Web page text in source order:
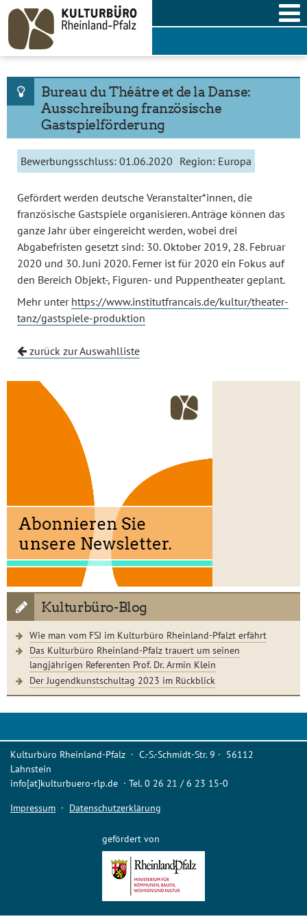
Skip
content
Bureau du Théâtre et de la Danse:
Ausschreibung französische
Gastspielförderung
Bewerbungsschluss: 01.06.2020 Region: Europa
Gefördert werden deutsche Veranstalter*innen, die
französische Gastspiele organisieren. Anträge können das
ganze Jahr über eingereicht werden, wobei drei
Abgabefristen gesetzt sind: 30. Oktober 2019, 28. Februar
2020 und 30. Juni 2020. Ferner ist für 2020 ein Fokus auf
den Bereich Objekt-, Figuren- und Puppentheater geplant.
Mehr unter https://www.institutfrancais.de/kultur/theater-
tanz/gastspiele-produktion
zurück zur Auswahlliste
Kulturbüro-Blog
Wie man vom FSJ im Kulturbüro Rheinland-Pfalzt erfährt
Das Kulturbüro Rheinland-Pfalz trauert um seinen
langjährigen Referenten Prof. Dr. Armin Klein
Der Jugendkunstschultag 2023 im Rückblick
Kulturbüro Rheinland-Pfalz · C.-S.-Schmidt-Str. 9 · 56112
Lahnstein
info[at]kulturbuero-rlp.de · Tel. 0 26 21 / 6 23 15-0
Impressum · Datenschutzerklärung
gefördert von